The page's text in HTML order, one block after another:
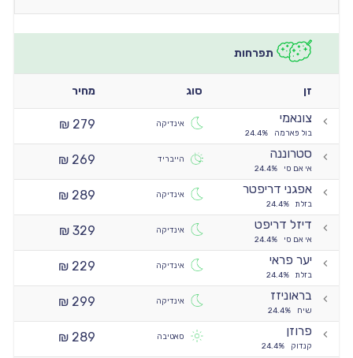
תפרחות
זן סוג מחיר
צונאמי
בול פארמה 24.4%
אינדיקה
279 ₪
סטרוננה
אי אם סי 24.4%
הייבריד
269 ₪
אפגני דריפטר
בזלת 24.4%
אינדיקה
289 ₪
דיזל דריפט
אי אם סי 24.4%
אינדיקה
329 ₪
יער פראי
בזלת 24.4%
אינדיקה
229 ₪
בראוניזז
שיח 24.4%
אינדיקה
299 ₪
פרוזן
קנדוק 24.4%
סאטיבה
289 ₪